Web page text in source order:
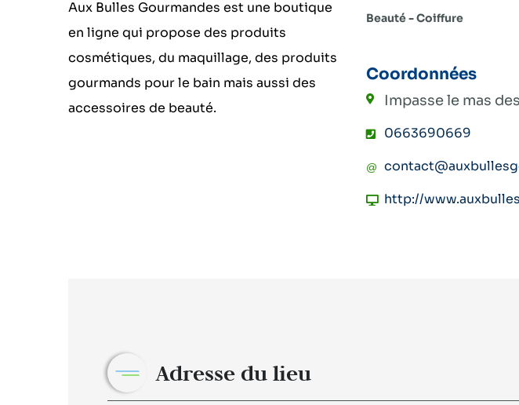
Aux Bulles Gourmandes est une boutique
en ligne qui propose des produits
cosmétiques, du maquillage, des produits
gourmands pour le bain mais aussi des
accessoires de beauté.
Beauté - Coiffure
Coordonnées
Impasse le mas
0663690669
http://
Adresse du lieu